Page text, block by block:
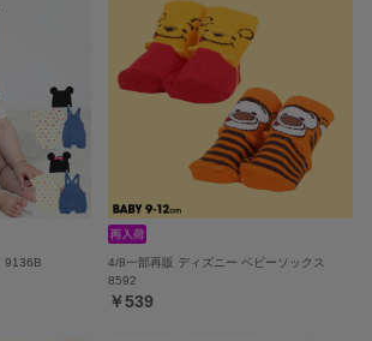
9136B
4/8一部再販 ディズニー ベビーソックス
8592
￥539